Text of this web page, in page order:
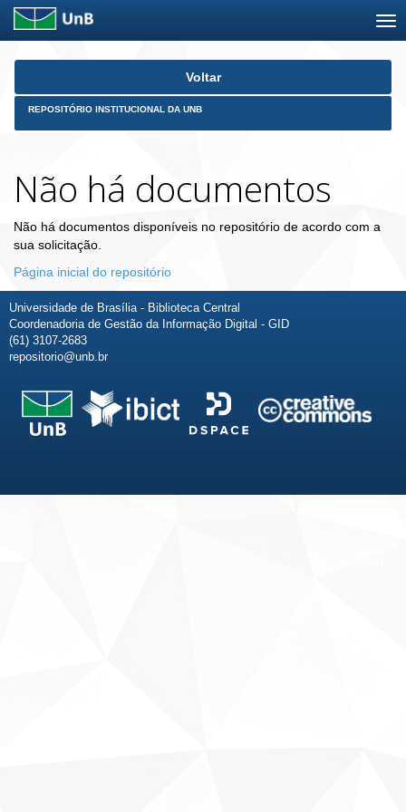
Skip
Voltar
REPOSITÓRIO INSTITUCIONAL DA UNB
Não há documentos
Não há documentos disponíveis no repositório de acordo com a
sua solicitação.
Página inicial do repositório
Universidade de Brasília - Biblioteca Central
Coordenadoria de Gestão da Informação Digital - GID
(61) 3107-2683
repositorio@unb.br